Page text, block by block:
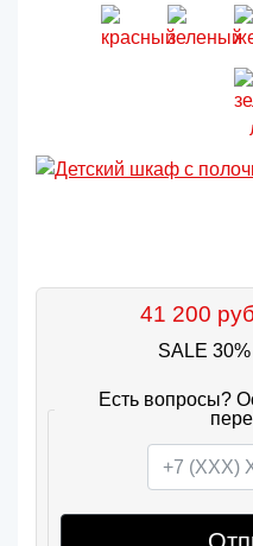
41 200
SALE 30%
Есть вопросы?